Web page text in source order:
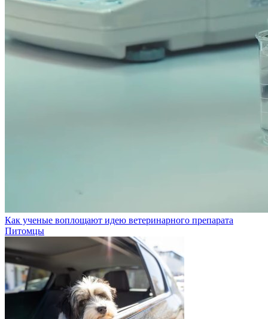
Как ученые воплощают идею ветеринарного препарата
Питомцы